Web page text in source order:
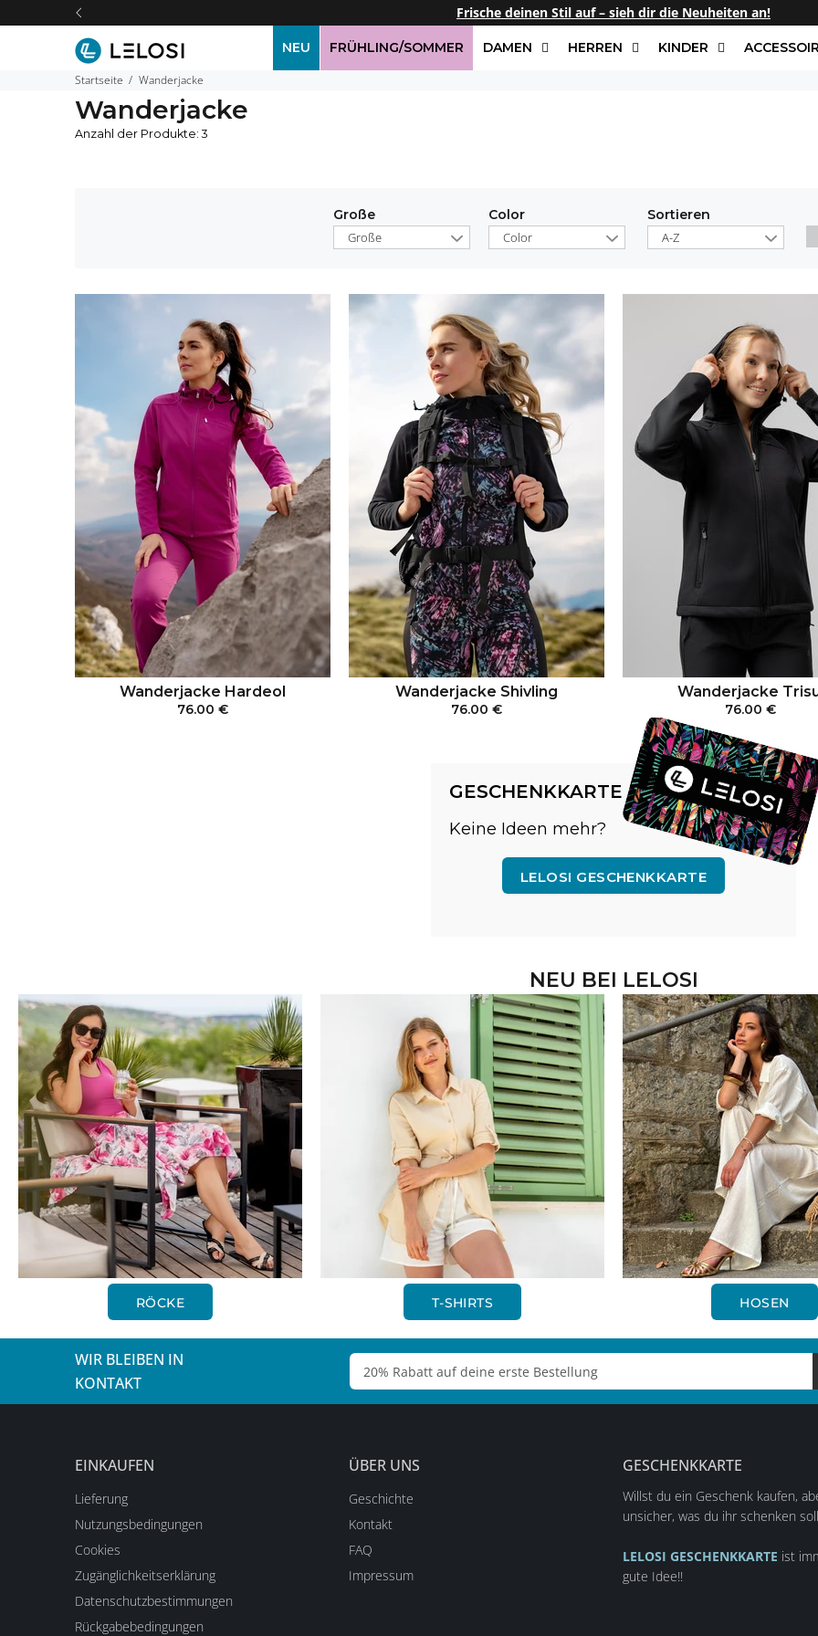
25% auf JEDEN zweiten Artikel mit dem Code:LELOSI25
NEU FRÜHLING/SOMMER DAMEN HERREN KINDER
Startseite Wanderjacke
Wanderjacke
Anzahl der Produkte: 3
Große
Große
Color
Color
Sortieren
A-Z
Wanderjacke Hardeol
76.00 €
Wanderjacke Shivling
76.00 €
Wanderjacke
76.00 €
IN DEN
GESCHENKKARTE
Keine Ideen mehr?
LELOSI GESCHENKKARTE
NEU BEI LELOSI
RÖCKE T-SHIRTS HOSEN
WIR BLEIBEN IN
KONTAKT
EINKAUFEN
Lieferung
Nutzungsbedingungen
Cookies
Zugänglichkeitserklärung
Datenschutzbestimmungen
Rückgabebedingungen
ÜBER UNS
Geschichte
Kontakt
FAQ
Impressum
GESCHENKKARTE
Willst du ein Geschenk kaufen,
unsicher, was du ihr schenken
LELOSI GESCHENKKARTE ist
gute Idee!!